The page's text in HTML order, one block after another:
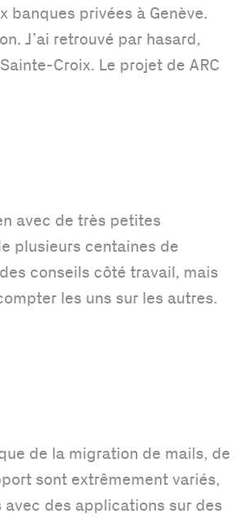
banques privées à Genève.
J’ai retrouvé par hasard,
Croix. Le projet de ARC
avec de très petites
plusieurs centaines de
conseils côté travail, mais
les uns sur les autres.
de la migration de mails, de
sont extrêmement variés,
des applications sur des